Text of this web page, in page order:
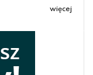
więcej